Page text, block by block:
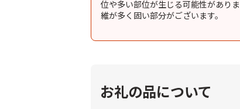
位や多い部位が生じる可能性があり
維が多く固い部分がございます。
お礼の品について